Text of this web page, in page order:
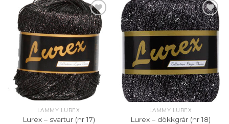
Setja á
óskalista
LAMMY LUREX
Lurex – svartur (nr 17)
Setja á
óskalista
LAMMY LUREX
Lurex – dökkgrár (nr 18)